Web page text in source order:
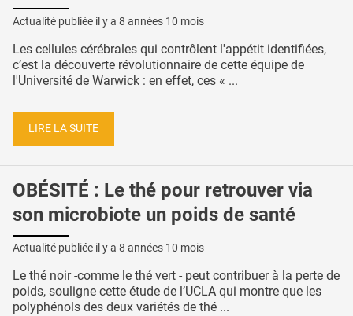
Actualité publiée il y a 8 années 10 mois
Les cellules cérébrales qui contrôlent l'appétit identifiées,
c’est la découverte révolutionnaire de cette équipe de
l'Université de Warwick : en effet, ces « ...
LIRE LA SUITE
OBÉSITÉ : Le thé pour retrouver via
son microbiote un poids de santé
Actualité publiée il y a 8 années 10 mois
Le thé noir -comme le thé vert - peut contribuer à la perte de
poids, souligne cette étude de l’UCLA qui montre que les
polyphénols des deux variétés de thé ...